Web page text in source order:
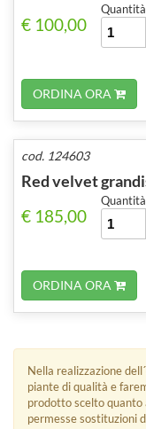
€ 100,00
ORDINA ORA
cod. 124603
Red velvet
€ 185,00
ORDINA ORA
Nella realizzazione
piante di qualità e
prodotto scelto quanto
permesse sostituzioni